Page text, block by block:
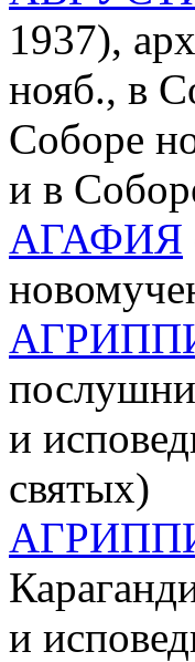
1937),
нояб., в
Соборе
и в
АГАФИЯ
и
святых)
и